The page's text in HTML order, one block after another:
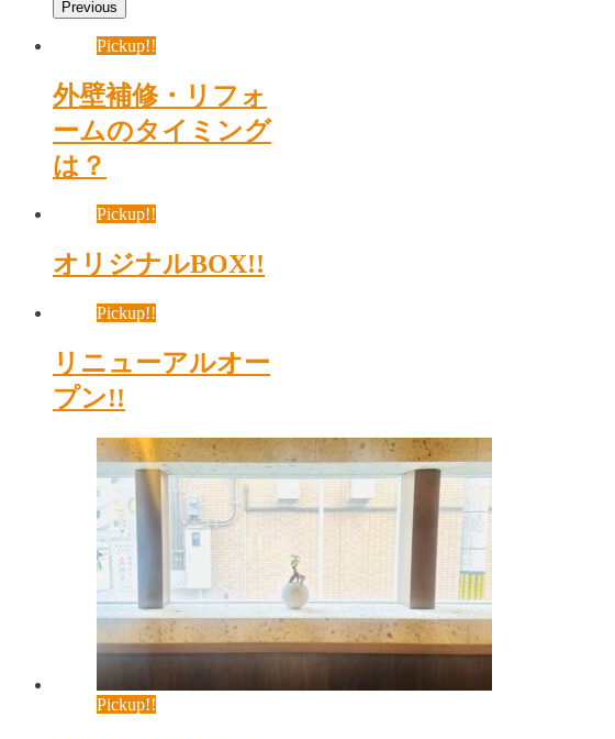
Previous
Pickup!!
外壁補修・リフォ
ームのタイミング
は？
Pickup!!
オリジナルBOX!!
Pickup!!
リニューアルオー
プン!!
Pickup!!